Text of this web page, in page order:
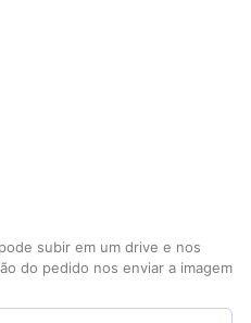
subir em um drive e nos
do pedido nos enviar a imagem